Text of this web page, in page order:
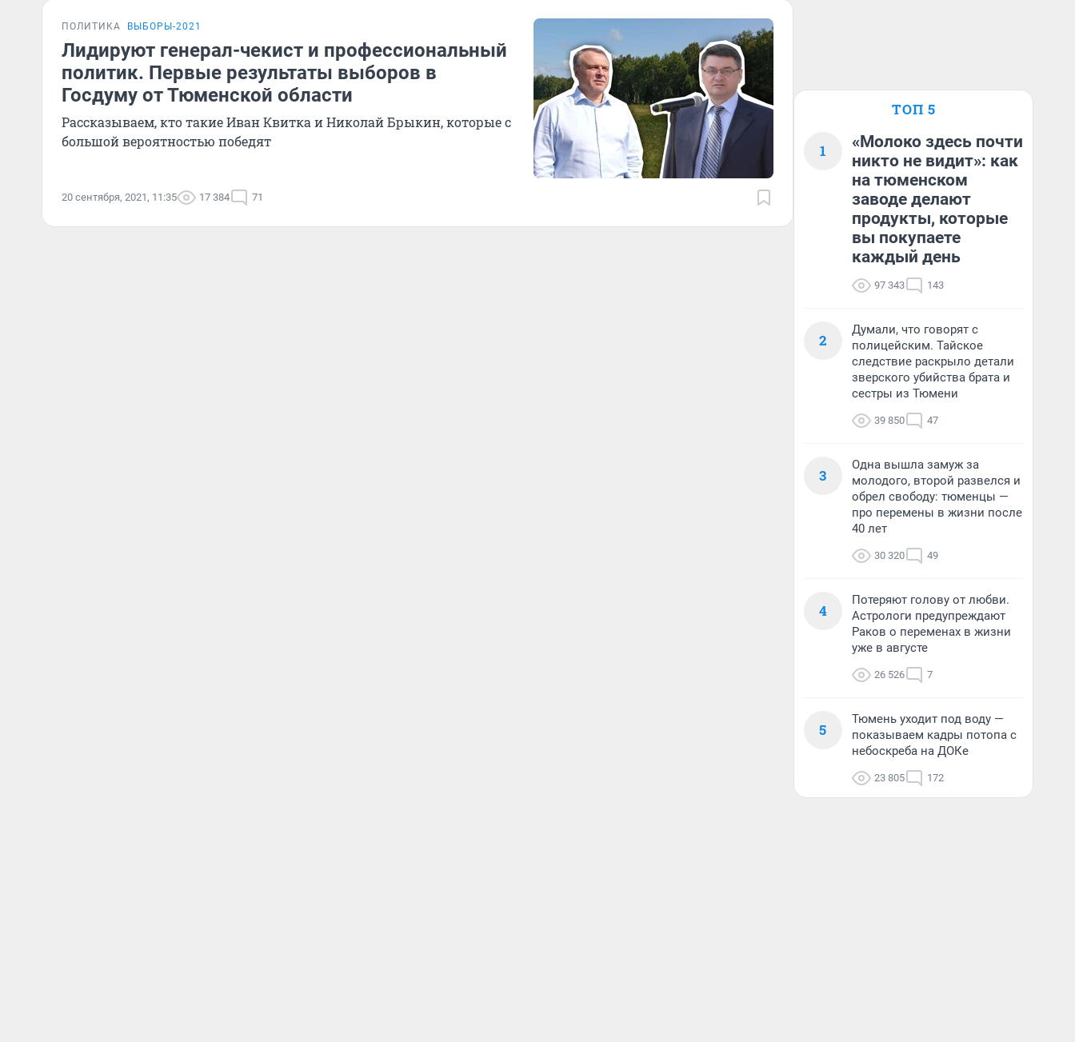
ПОЛИТИКА ВЫБОРЫ-2021
Лидируют генерал-чекист и профессиональный
политик. Первые результаты выборов в
Госдуму от Тюменской области
Рассказываем, кто такие Иван Квитка и Николай Брыкин, которые с
большой вероятностью победят
20 сентября, 2021, 11:35 17 384 71
ТОП 5
1
«Молоко здесь почти
никто не видит»: как
на тюменском
заводе делают
продукты, которые
вы покупаете
каждый день
97 343 143
2
Думали, что говорят с
полицейским. Тайское
следствие раскрыло детали
зверского убийства брата и
сестры из Тюмени
39 850 47
3
Одна вышла замуж за
молодого, второй развелся и
обрел свободу: тюменцы —
про перемены в жизни после
40 лет
30 320 49
4
Потеряют голову от любви.
Астрологи предупреждают
Раков о переменах в жизни
уже в августе
26 526 7
5
Тюмень уходит под воду —
показываем кадры потопа с
небоскреба на ДОКе
23 805 172